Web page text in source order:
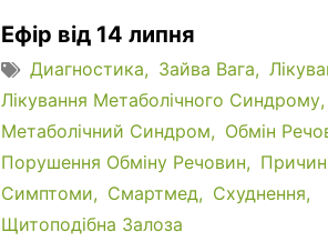
Ефір від 14 липня
Диагностика Зайва Вага
Лікування Метаболічного Синдрому
Метаболічний Синдром
Обмін
Порушення Обміну Речовин
Симптоми
Смартмед
Схуднення
Щитоподібна Залоза